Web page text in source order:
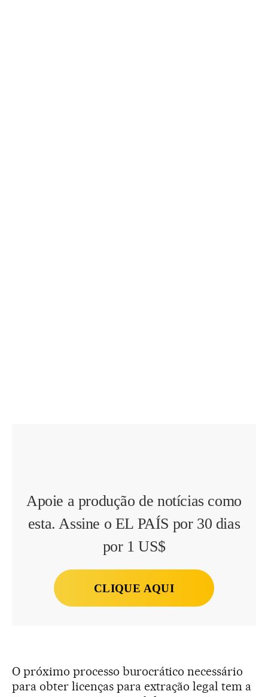
Apoie a produção de notícias como
esta. Assine o EL PAÍS por 30 dias
por 1 US$
CLIQUE AQUI
O próximo processo burocrático necessário
para obter licenças para extração legal tem a